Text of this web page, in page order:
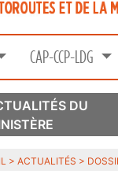
CAP-CCP-LDG
DU
> ACTUALITÉS >